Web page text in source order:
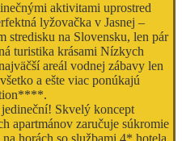
aktivitami uprostred
lyžovačka v Jasnej –
stredisku na Slovensku, len pár
turistika krásami Nízkych
areál vodnej zábavy len
a ešte viac ponúkajú
Skvelý koncept
apartmánov zaručuje súkromie